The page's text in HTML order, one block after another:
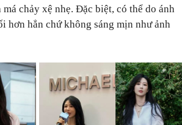
chảy xệ nhẹ. Đặc biệt, có thể do ánh
hơn hẳn chứ không sáng mịn như ảnh